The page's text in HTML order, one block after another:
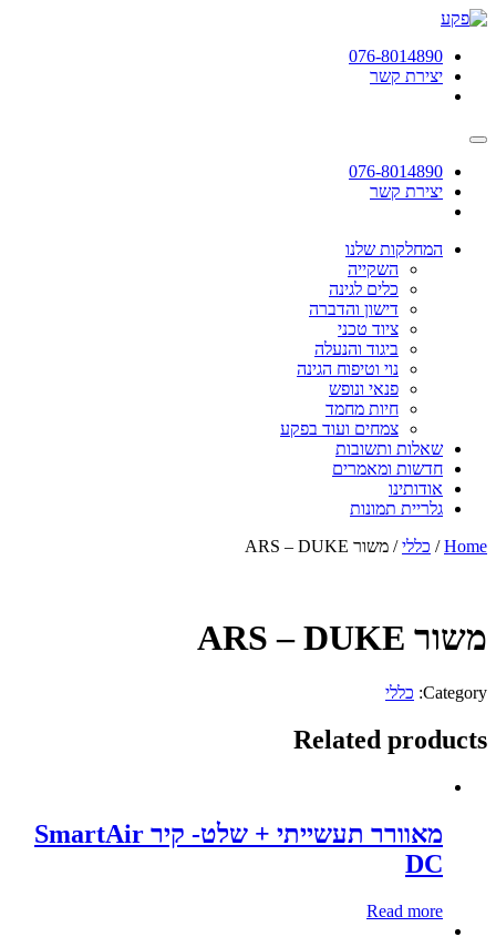
תחילתו
אינטרנט,
לחץ
כדי
לאזור
תוכן
מרכזי
076-8014890
יצירת קשר
076-8014890
יצירת קשר
המחלקות שלנו
השקייה
כלים לגינה
דישון והדברה
ציוד טכני
ביגוד והנעלה
נוי וטיפוח הגינה
פנאי ונופש
חיות מחמד
צמחים ועוד בפקע
שאלות ותשובות
חדשות ומאמרים
אודותינו
גלריית תמונות
Home
/ כללי/ משור ARS – DUKE
משור ARS – DUKE
Category: כללי
Related products
מאוורר תעשייתי + שלט- קיר SmartAir
DC
Read more